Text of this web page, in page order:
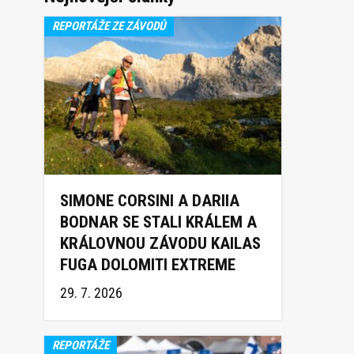
REPORTÁŽE ZE ZÁVODŮ
SIMONE CORSINI A DARIIA
BODNAR SE STALI KRÁLEM A
KRÁLOVNOU ZÁVODU KAILAS
FUGA DOLOMITI EXTREME
TRAIL 2026
29. 7. 2026
REPORTÁŽE